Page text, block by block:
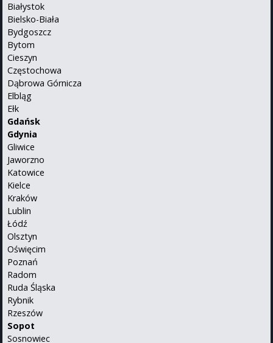
Białystok
Bielsko-Biała
Bydgoszcz
Bytom
Cieszyn
Częstochowa
Dąbrowa Górnicza
Elbląg
Ełk
Gdańsk
Gdynia
Gliwice
Jaworzno
Katowice
Kielce
Kraków
Lublin
Łódź
Olsztyn
Oświęcim
Poznań
Radom
Ruda Śląska
Rybnik
Rzeszów
Sopot
Sosnowiec